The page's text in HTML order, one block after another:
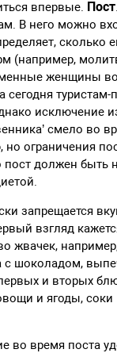
впервые. Пост
В него можно
сколько
(например,
женщины
туристам-
исключение
смело во
ограничения
пост должен
запрещается
взгляд
жвачек,
с шоколадом,
и вторых
и ягоды,
во время поста